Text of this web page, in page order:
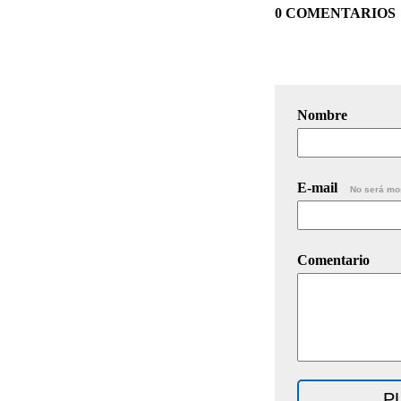
0 COMENTARIOS
Nombre
E-mail No será
Comentario